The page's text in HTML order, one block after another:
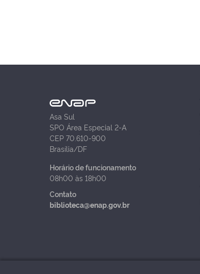
Asa Sul
SPO Área Especial 2-A
CEP 70.610-900
Brasília/DF
Horário de funcionamento
08h00 às 18h00
Contato
biblioteca@enap.gov.br